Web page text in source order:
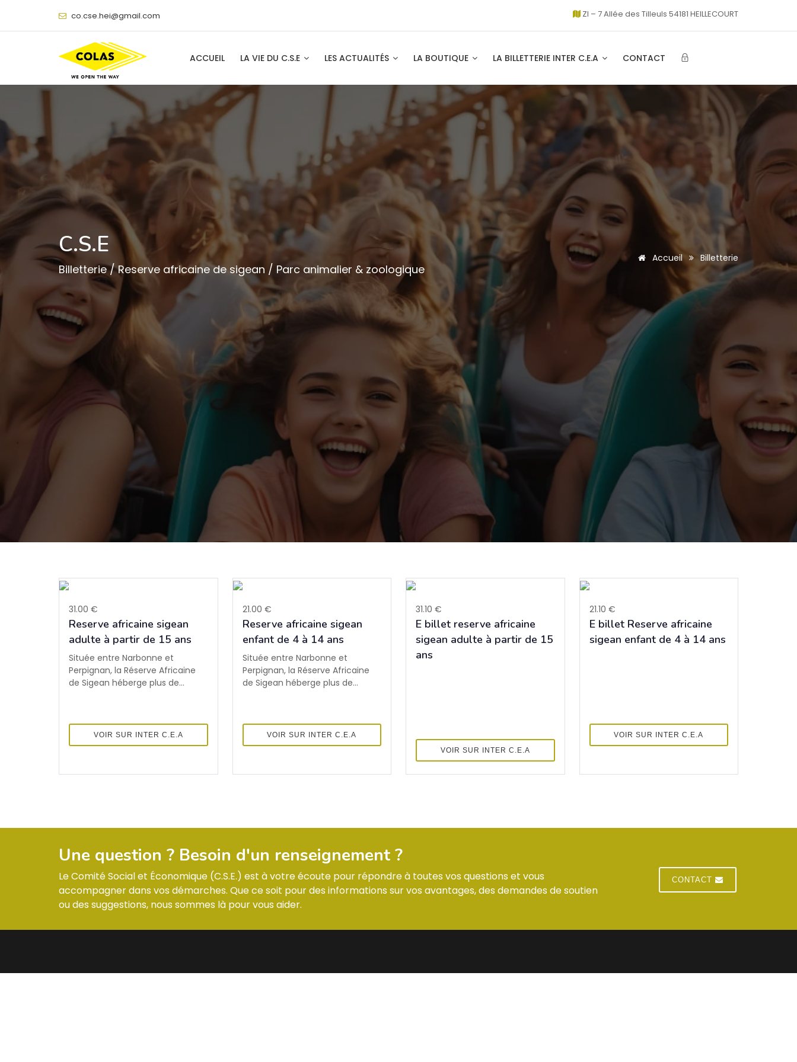
@ ZI – 7 Allée des Tilleuls 54181 HEILLECOURT
ACCUEIL LA VIE DU C.S.E LES ACTUALITÉS LA BOUTIQUE LA BILLETTERIE INTER C.E.A CONTACT
C.S.E
Billetterie / Reserve africaine de sigean / Parc animalier & zoologique
Accueil Billetterie
31.00 €
Reserve africaine sigean
adulte à partir de 15 ans
Située entre Narbonne et
Perpignan, la Réserve Africaine
de Sigean héberge plus de...
VOIR SUR INTER C.E.A
21.00 €
Reserve africaine sigean
enfant de 4 à 14 ans
Située entre Narbonne et
Perpignan, la Réserve Africaine
de Sigean héberge plus de...
VOIR SUR INTER C.E.A
31.10 €
E billet reserve africaine
sigean adulte à partir de 15
ans
VOIR SUR INTER C.E.A
21.10 €
E billet Reserve africaine
sigean enfant de 4 à 14 ans
VOIR SUR INTER C.E.A
Une question ? Besoin d'un renseignement ?
Le Comité Social et Économique (C.S.E.) est à votre écoute pour répondre à toutes vos questions et vous
accompagner dans vos démarches. Que ce soit pour des informations sur vos avantages, des demandes de soutien
ou des suggestions, nous sommes là pour vous aider.
CONTACT
MENU CONTACTS STANDARD C.S.E